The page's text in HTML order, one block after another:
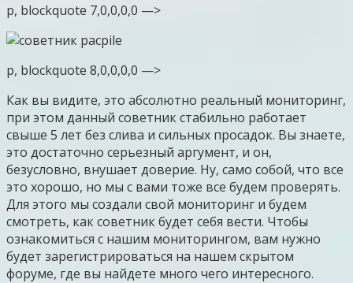
p, blockquote 7,0,0,0,0 —>
p, blockquote 8,0,0,0,0 —>
Как вы видите, это абсолютно реальный мониторинг,
при этом данный советник стабильно работает
свыше 5 лет без слива и сильных просадок. Вы знаете,
это достаточно серьезный аргумент, и он,
безусловно, внушает доверие. Ну, само собой, что все
это хорошо, но мы с вами тоже все будем проверять.
Для этого мы создали свой мониторинг и будем
смотреть, как советник будет себя вести. Чтобы
ознакомиться с нашим мониторингом, вам нужно
будет зарегистрироваться на нашем скрытом
форуме, где вы найдете много чего интересного.